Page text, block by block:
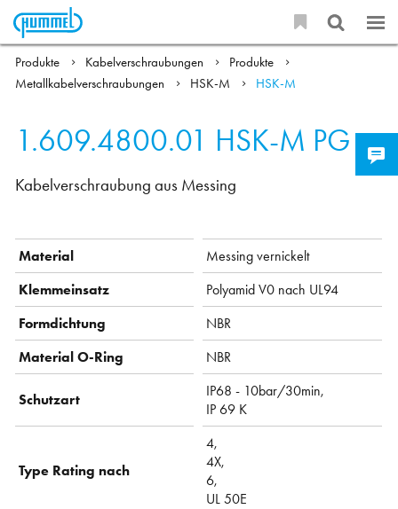
Produkte Kabelverschraubungen
Produkte
Metallkabelverschraubungen
HSK-M HSK-M
1.609.4800.01 HSK-M PG
Kabelverschraubung aus Messing
Material
Messing vernickelt
Klemmeinsatz
Polyamid V0 nach UL94
Formdichtung
NBR
Material O-Ring
NBR
Schutzart
IP68 - 10bar/30min,
IP 69 K
Type Rating nach
4,
4X,
6,
UL 50E